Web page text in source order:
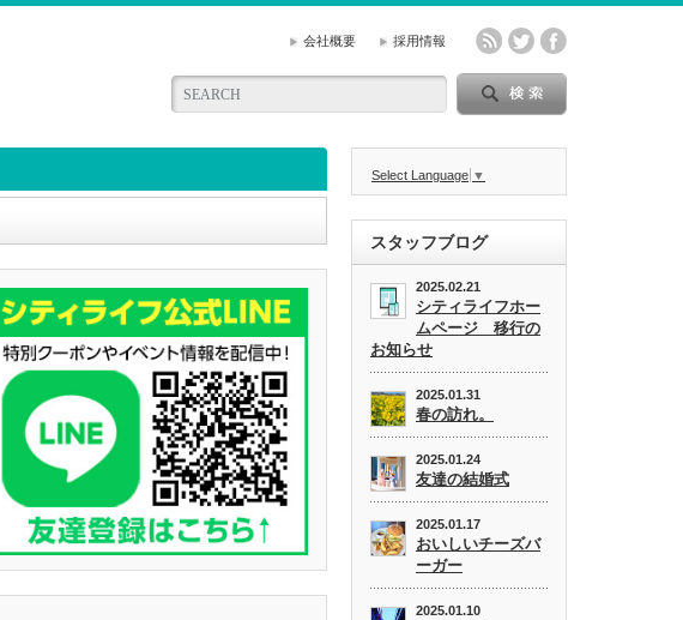
会社概要 採用情報
Select Language ▼
スタッフブログ
2025.02.21
シティライフホー
ムページ 移行の
お知らせ
2025.01.31
春の訪れ。
2025.01.24
友達の結婚式
2025.01.17
おいしいチーズバ
ーガー
2025.01.10